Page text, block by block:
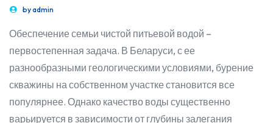
byadmin
Обеспечение семьи чистой питьевой водой –
первостепенная задача. В Беларуси, с ее
разнообразными геологическими условиями, бурение
скважины на собственном участке становится все
популярнее. Однако качество воды существенно
варьируется в зависимости от глубины залегания